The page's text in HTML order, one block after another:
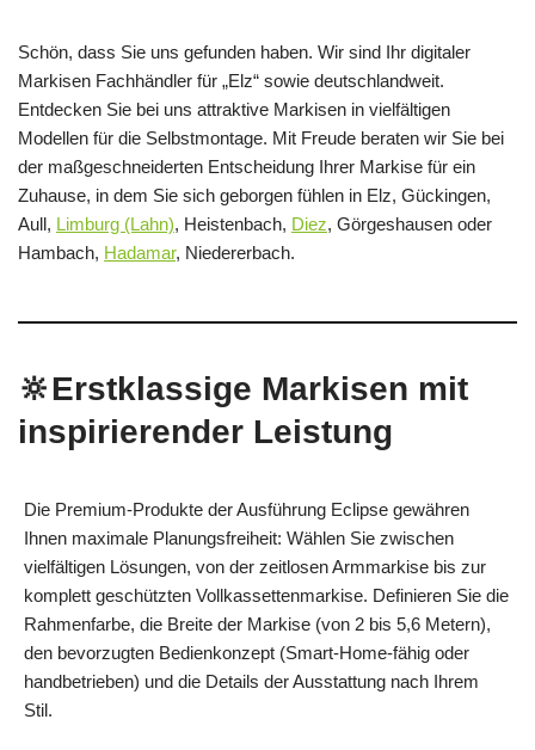
Schön, dass Sie uns gefunden haben. Wir sind Ihr digitaler
Markisen Fachhändler für „Elz“ sowie deutschlandweit.
Entdecken Sie bei uns attraktive Markisen in vielfältigen
Modellen für die Selbstmontage. Mit Freude beraten wir Sie bei
der maßgeschneiderten Entscheidung Ihrer Markise für ein
Zuhause, in dem Sie sich geborgen fühlen in Elz, Gückingen,
Aull, Limburg (Lahn), Heistenbach, Diez, Görgeshausen oder
Hambach, Hadamar, Niedererbach.
🔆Erstklassige Markisen mit
inspirierender Leistung
Die Premium-Produkte der Ausführung Eclipse gewähren
Ihnen maximale Planungsfreiheit: Wählen Sie zwischen
vielfältigen Lösungen, von der zeitlosen Armmarkise bis zur
komplett geschützten Vollkassettenmarkise. Definieren Sie die
Rahmenfarbe, die Breite der Markise (von 2 bis 5,6 Metern),
den bevorzugten Bedienkonzept (Smart-Home-fähig oder
handbetrieben) und die Details der Ausstattung nach Ihrem
Stil.